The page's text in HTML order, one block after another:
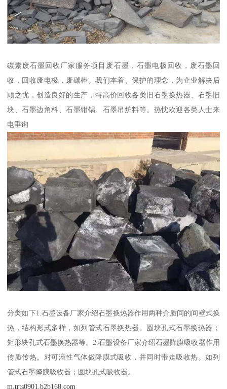
碳素废石墨回收厂家服务项目废石墨，石墨电极回收，废石墨回
收，回收废电极，废碳棒。我们本着、保护的理念，为企业解决后
顾之忧，创造良好的生产，特高价回收各类旧石墨换热器、石墨旧
块、石墨边角料、石墨钳锅、石墨吊炉料等。热忱欢迎各类人士来
电垂询
分类如下1.石墨设备厂家介绍石墨换热器作用两种介质间的间壁式换
热，结构形式多样，如列管式石墨换热器、圆块孔式石墨换热器；
矩形块孔式石墨换热器等。2.石墨设备厂家介绍石墨降膜吸收器作用
传质传热。对可溶性气体做降膜式吸收，并同时带走吸收热。如列
管式石墨降膜吸收器；圆块孔式吸收器。
m.trts0901.b2b168.com